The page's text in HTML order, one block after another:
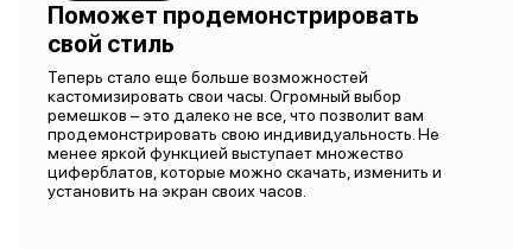
Поможет продемонстрировать
свой стиль
Теперь стало еще больше возможностей
кастомизировать свои часы. Огромный выбор
ремешков – это далеко не все, что позволит вам
продемонстрировать свою индивидуальность. Не
менее яркой функцией выступает множество
циферблатов, которые можно скачать, изменить и
установить на экран своих часов.